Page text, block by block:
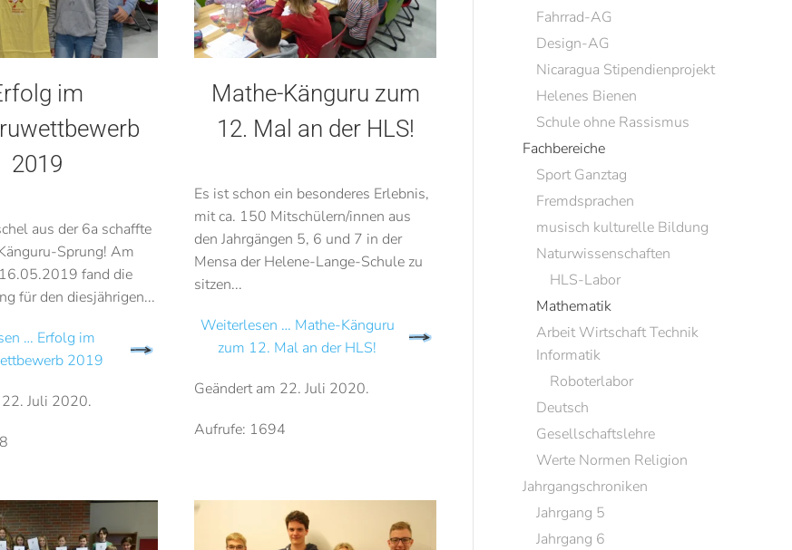
im
2019
aus der 6a schaffte
Sprung! Am
fand die
für den diesjährigen...
… Erfolg im
2019
22. Juli 2020.
Mathe-Känguru zum
12. Mal an der HLS!
Es ist schon ein besonderes Erlebnis,
mit ca. 150 Mitschülern/innen aus
den Jahrgängen 5, 6 und 7 in der
Mensa der Helene-Lange-Schule zu
sitzen...
Weiterlesen … Mathe-Känguru
zum 12. Mal an der HLS!
Geändert am 22. Juli 2020.
Aufrufe: 1694
Fahrrad-AG
Design-AG
Nicaragua Stipendienprojekt
Helenes Bienen
Schule ohne Rassismus
Fachbereiche
Sport Ganztag
Fremdsprachen
musisch kulturelle Bildung
Naturwissenschaften
HLS-Labor
Mathematik
Arbeit Wirtschaft Technik
Informatik
Roboterlabor
Deutsch
Gesellschaftslehre
Werte Normen Religion
Jahrgangschroniken
Jahrgang 5
Jahrgang 6